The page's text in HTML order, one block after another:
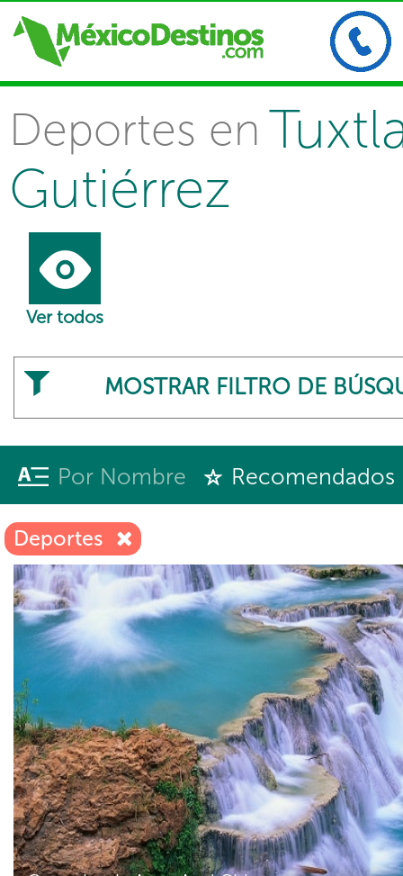
Deportes en
Gutiérrez
Ver todos
MOSTRAR FILTRO DE
Por Nombre Recomendados
Deportes